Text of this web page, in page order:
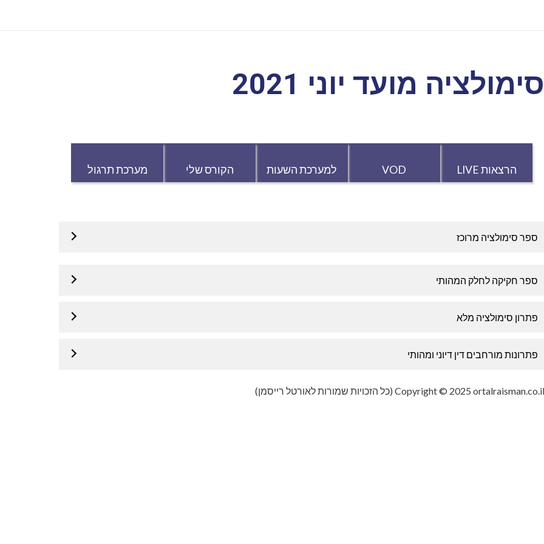
סימולציה מועד יוני 2021
הרצאות LIVE VOD למערכת השעות הקורס שלי מערכת תרגול
ספר סימולציה מרוכז
ספר חקיקה לחלק המהותי
פתרון סימולציה מלא
פתרונות מורחבים דין דיוני ומהותי
Copyright © 2025 ortalraisman.co.il (כל הזכויות שמורות לאורטל רייסמן)